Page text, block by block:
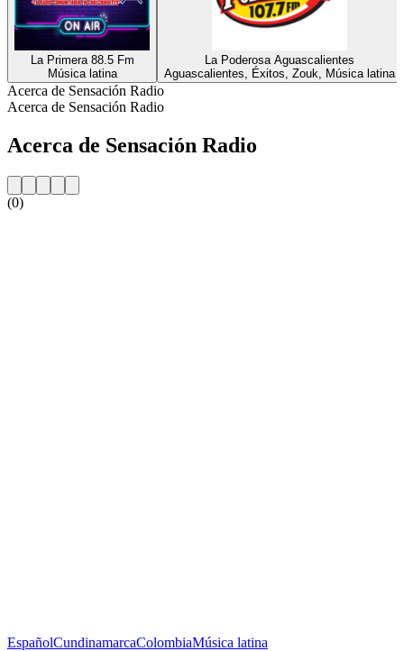
La Primera 88.5 Fm
Música latina
La Poderosa Aguascalientes
Aguascalientes, Éxitos, Zouk, Música latina
Acerca de Sensación Radio
Acerca de Sensación Radio
Acerca de Sensación Radio
(0)
EspañolCundinamarcaColombiaMúsica latina